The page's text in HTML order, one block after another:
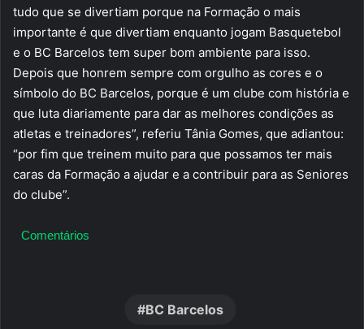
tudo que se divertiam porque na Formação o mais
importante é que divertiam enquanto jogam Basquetebol
e o BC Barcelos tem super bom ambiente para isso.
Depois que honrem sempre com orgulho as cores e o
símbolo do BC Barcelos, porque é um clube com história e
que luta diariamente para dar as melhores condições as
atletas e treinadores”, referiu Tânia Gomes, que adiantou:
“por fim que treinem muito para que possamos ter mais
caras da Formação a ajudar e a contribuir para as Seniores
do clube”.
Comentários
BC Barcelos